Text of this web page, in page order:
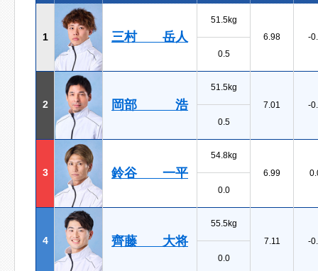
1 三村 岳人
51.5kg
6.98
-
0.5
2 岡部 浩
51.5kg
7.01
-
0.5
3 鈴谷 一平
54.8kg
6.99
0.0
4 齊藤 大将
55.5kg
7.11
-
0.0